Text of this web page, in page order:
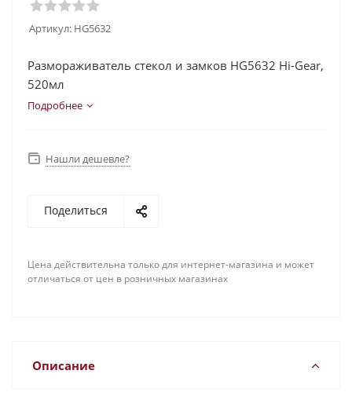
Артикул: HG5632
Размораживатель стекол и замков HG5632 Hi-Gear,
520мл
Подробнее
Нашли дешевле?
Поделиться
Цена действительна только для интернет-магазина и может
отличаться от цен в розничных магазинах
Описание